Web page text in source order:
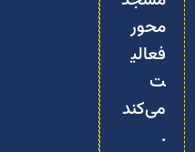
محور
فعالی
ت
می‌کند
.